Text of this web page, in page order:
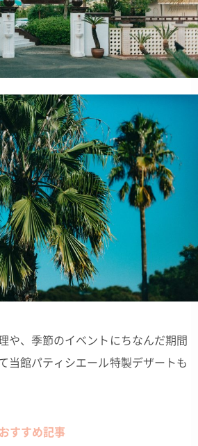
や、季節のイベントにちなんだ期間
当館パティシエール特製デザートも
すすめ記事